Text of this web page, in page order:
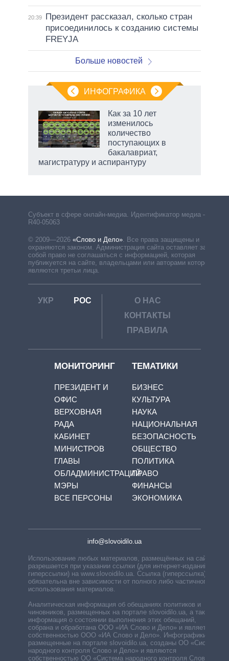
20:39
Президент рассказал, сколько стран
присоединилось к созданию системы
FREYJA
Больше новостей
ИНФОГРАФИКА
Как за 10 лет
изменилось
количество
поступающих в
бакалавриат,
магистратуру и аспирантуру
Субъект в сфере онлайн-медиа. Идентификатор медиа –
R40-05063
© 2009—2026 «Слово и Дело»
Все права защищены и
охраняются законом. Администрация сайта оставляет за
собой право не соглашаться с информацией, которая
публикуется на сайте, владельцами или авторами которой
являются третьи лица.
УКР РОС
О НАС
КОНТАКТЫ
ПРАВИЛА
МОНИТОРИНГ
ПРЕЗИДЕНТ И
ОФИС
ВЕРХОВНАЯ
РАДА
КАБИНЕТ
МИНИСТРОВ
ГЛАВЫ
ОБЛАДМИНИСТРАЦИЙ
МЭРЫ
ВСЕ ПЕРСОНЫ
ТЕМАТИКИ
БИЗНЕС
КУЛЬТУРА
НАУКА
НАЦИОНАЛЬНАЯ
БЕЗОПАСНОСТЬ
ОБЩЕСТВО
ПОЛИТИКА
ПРАВО
ФИНАНСЫ
ЭКОНОМИКА
info@slovoidilo.ua
Использование любых материалов, размещённых на сайте,
разрешается при указании ссылки (для интернет-изданий —
гиперссылки) на www.slovoidilo.ua. Ссылка (гиперссылка)
обязательна вне зависимости от полного либо частичного
использования материалов.
Аналитическая информация об обещаниях политиков и
чиновников, размещенных на портале slovoidilo.ua, а также
информация о состоянии выполнения этих обещаний,
собрана и обработана ООО «ИА Слово и Дело» и является
собственностью ООО «ИА Слово и Дело». Инфографики,
размещенные на портале slovoidilo.ua, созданы ОО «Система
народного контроля Слово и Дело» и являются
собственностью ОО «Система народного контроля Слово и